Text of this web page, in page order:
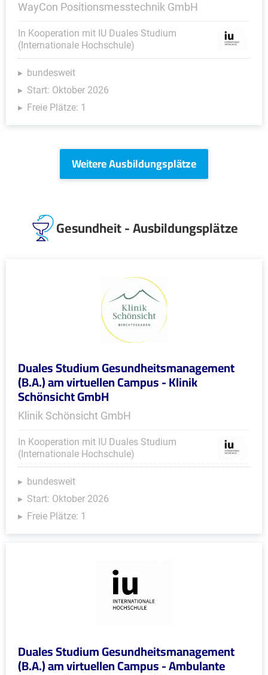
WayCon Positionsmesstechnik GmbH
In Kooperation mit IU Duales Studium
(Internationale Hochschule)
bundesweit
Start: Oktober 2026
Freie Plätze: 1
Weitere Ausbildungsplätze
Gesundheit - Ausbildungsplätze
Duales Studium Gesundheitsmanagement
(B.A.) am virtuellen Campus - Klinik
Schönsicht GmbH
Klinik Schönsicht GmbH
In Kooperation mit IU Duales Studium
(Internationale Hochschule)
bundesweit
Start: Oktober 2026
Freie Plätze: 1
Duales Studium Gesundheitsmanagement
(B.A.) am virtuellen Campus - Ambulante